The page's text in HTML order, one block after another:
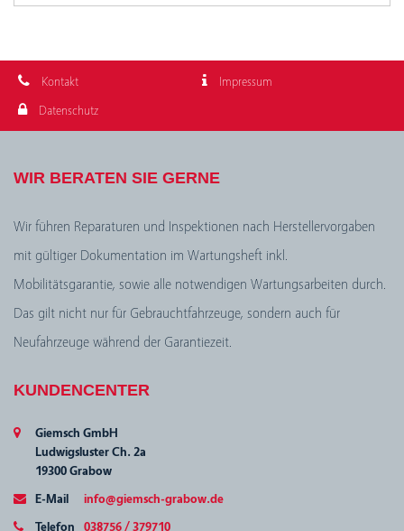
Kontakt
Impressum
Datenschutz
WIR BERATEN SIE GERNE
Wir führen Reparaturen und Inspektionen nach Herstellervorgaben
mit gültiger Dokumentation im Wartungsheft inkl.
Mobilitätsgarantie, sowie alle notwendigen Wartungsarbeiten durch.
Das gilt nicht nur für Gebrauchtfahrzeuge, sondern auch für
Neufahrzeuge während der Garantiezeit.
KUNDENCENTER
Giemsch GmbH
Ludwigsluster Ch. 2a
19300 Grabow
E-Mail
info@giemsch-grabow.de
Telefon
038756 / 379710